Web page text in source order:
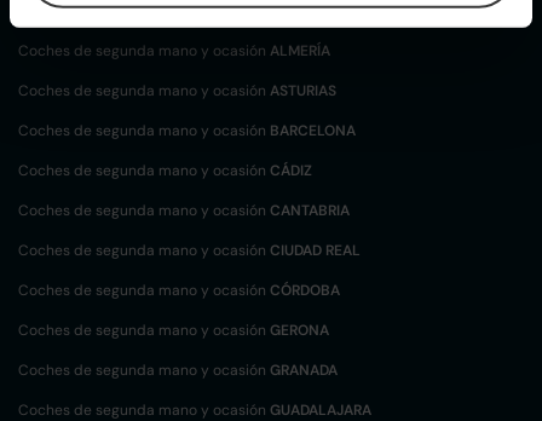
Coches de segunda mano y ocasiónALICANTE
Coches de segunda mano y ocasión ALMERÍA
Coches de segunda mano y ocasión ASTURIAS
Coches de segunda mano y ocasión BARCELONA
Coches de segunda mano y ocasión CÁDIZ
Coches de segunda mano y ocasión CANTABRIA
Coches de segunda mano y ocasión CIUDAD REAL
Coches de segunda mano y ocasión CÓRDOBA
Coches de segunda mano y ocasión GERONA
Coches de segunda mano y ocasión GRANADA
Coches de segunda mano y ocasión GUADALAJARA